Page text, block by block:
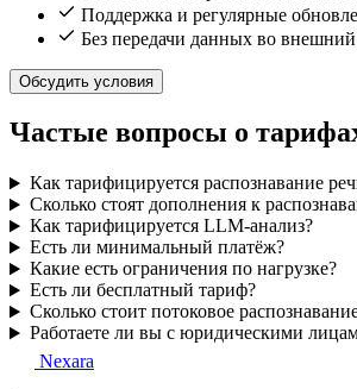
Поддержка и регулярные
Без передачи данных во
Обсудить условия
Частые вопросы о
Как тарифицируется распознавание
Сколько стоят дополнения к
Как тарифицируется LLM-анализ?
Есть ли минимальный платёж?
Какие есть ограничения по нагрузке?
Есть ли бесплатный тариф?
Сколько стоит потоковое
Работаете ли вы с юридическими
Nexara